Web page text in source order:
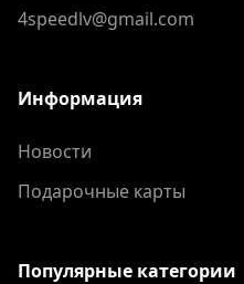
4speedlv@gmail.com
Информация
Новости
Подарочные карты
Популярные категории